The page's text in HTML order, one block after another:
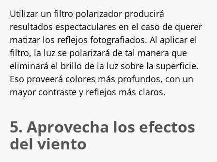
Utilizar un filtro polarizador producirá
resultados espectaculares en el caso de querer
matizar los reflejos fotografiados. Al aplicar el
filtro, la luz se polarizará de tal manera que
eliminará el brillo de la luz sobre la superficie.
Eso proveerá colores más profundos, con un
mayor contraste y reflejos más claros.
5. Aprovecha los efectos
del viento